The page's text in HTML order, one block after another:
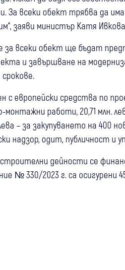
За всеки обект трябва да
заяви министър Катя
за всеки обект ще бъдат
и завършване на
европейски средства по
монтажни работи, 20,71 млн.
– за закупуването на 400
надзор, одит, публичност и
дейности се
№ 330/2023 г. са осигурени